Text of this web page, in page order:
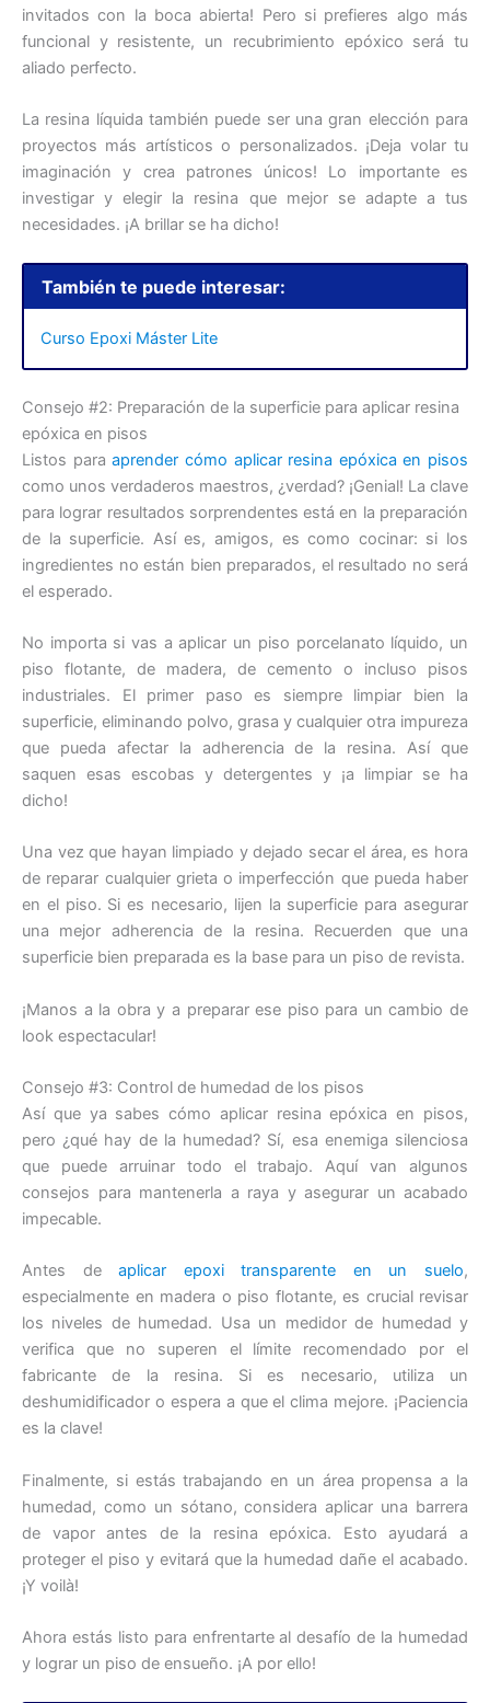
invitados con la boca abierta! Pero si prefieres algo más
funcional y resistente, un recubrimiento epóxico será tu
aliado perfecto.
La resina líquida también puede ser una gran elección para
proyectos más artísticos o personalizados. ¡Deja volar tu
imaginación y crea patrones únicos! Lo importante es
investigar y elegir la resina que mejor se adapte a tus
necesidades. ¡A brillar se ha dicho!
También te puede interesar:
Curso Epoxi Máster Lite
Consejo #2: Preparación de la superficie para aplicar resina
epóxica en pisos
Listos paraaprender cómo aplicar resina epóxica en pisos
como unos verdaderos maestros, ¿verdad? ¡Genial! La clave
para lograr resultados sorprendentes está en la preparación
de la superficie. Así es, amigos, es como cocinar: si los
ingredientes no están bien preparados, el resultado no será
el esperado.
No importa si vas a aplicar un piso porcelanato líquido, un
piso flotante, de madera, de cemento o incluso pisos
industriales. El primer paso es siempre limpiar bien la
superficie, eliminando polvo, grasa y cualquier otra impureza
que pueda afectar la adherencia de la resina. Así que
saquen esas escobas y detergentes y ¡a limpiar se ha
dicho!
Una vez que hayan limpiado y dejado secar el área, es hora
de reparar cualquier grieta o imperfección que pueda haber
en el piso. Si es necesario, lijen la superficie para asegurar
una mejor adherencia de la resina. Recuerden que una
superficie bien preparada es la base para un piso de revista.
¡Manos a la obra y a preparar ese piso para un cambio de
look espectacular!
Consejo #3: Control de humedad de los pisos
Así que ya sabes cómo aplicar resina epóxica en pisos,
pero ¿qué hay de la humedad? Sí, esa enemiga silenciosa
que puede arruinar todo el trabajo. Aquí van algunos
consejos para mantenerla a raya y asegurar un acabado
impecable.
Antes deaplicar epoxi transparente en un suelo,
especialmente en madera o piso flotante, es crucial revisar
los niveles de humedad. Usa un medidor de humedad y
verifica que no superen el límite recomendado por el
fabricante de la resina. Si es necesario, utiliza un
deshumidificador o espera a que el clima mejore. ¡Paciencia
es la clave!
Finalmente, si estás trabajando en un área propensa a la
humedad, como un sótano, considera aplicar una barrera
de vapor antes de la resina epóxica. Esto ayudará a
proteger el piso y evitará que la humedad dañe el acabado.
¡Y voilà!
Ahora estás listo para enfrentarte al desafío de la humedad
y lograr un piso de ensueño. ¡A por ello!